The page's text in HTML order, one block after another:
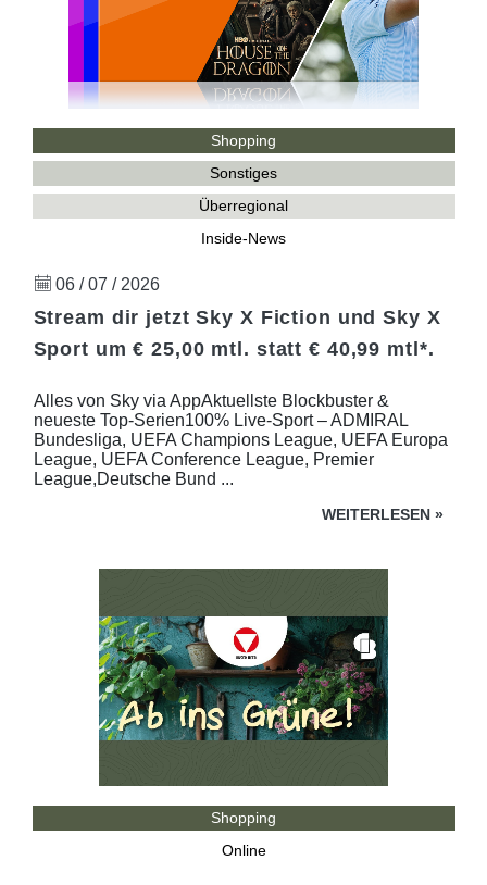
Shopping
Sonstiges
Überregional
Inside-News
06 / 07 / 2026
Stream dir jetzt Sky X Fiction und Sky X
Sport um € 25,00 mtl. statt € 40,99 mtl*.
Alles von Sky via AppAktuellste Blockbuster &
neueste Top-Serien100% Live-Sport – ADMIRAL
Bundesliga, UEFA Champions League, UEFA Europa
League, UEFA Conference League, Premier
League,Deutsche Bund ...
WEITERLESEN »
Shopping
Online